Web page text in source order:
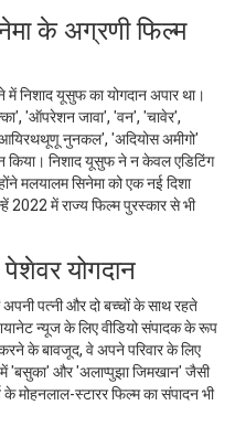
के अग्रणी फिल्म
निशाद यूसुफ का योगदान अपार था।
'ऑपरेशन जावा', 'वन', 'चावेर',
नुनकल', 'अदियोस अमीगो'
किया। निशाद यूसुफ ने न केवल एडिटिंग
मलयालम सिनेमा को एक नई दिशा
2022 में राज्य फिल्म पुरस्कार से भी
योगदान
पत्नी और दो बच्चों के साथ रहते
न्यूज के लिए वीडियो संपादक के रूप
के बावजूद, वे अपने परिवार के लिए
'बसुका' और 'अलाप्पुझा जिमखान' जैसी
मोहनलाल-स्टारर फिल्म का संपादन भी